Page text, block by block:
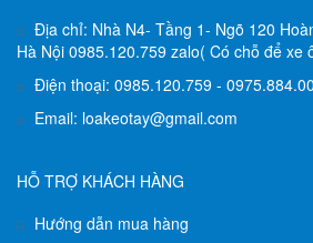
Địa chỉ: Nhà N4- Tầng 1- Ngõ 120
Hà Nội 0985.120.759 zalo( Có chỗ để xe
Điện thoại: 0985.120.759 -
Email: loakeotay@gmail.com
HỖ TRỢ KHÁCH HÀNG
Hướng dẫn mua hàng